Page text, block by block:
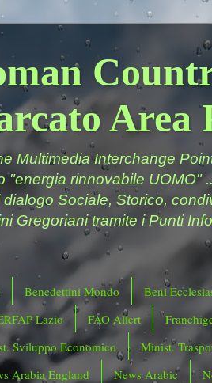
Area
Multimedia Interchange
rinnovabile UOMO"
Sociale, Storico,
Gregoriani tramite i Punti
Benedettini Mondo
Beni
Lazio FAO Allert
Sviluppo Economico
Minist.
Arabia England News Arabic